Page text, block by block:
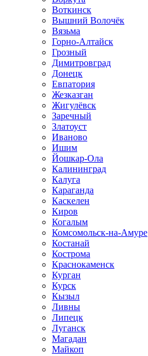
Воткинск
Вышний Волочёк
Вязьма
Горно-Алтайск
Грозный
Димитровград
Донецк
Евпатория
Жезказган
Жигулёвск
Заречный
Златоуст
Иваново
Ишим
Йошкар-Ола
Калининград
Калуга
Караганда
Каскелен
Киров
Когалым
Комсомольск-на-Амуре
Костанай
Кострома
Краснокаменск
Курган
Курск
Кызыл
Ливны
Липецк
Луганск
Магадан
Майкоп